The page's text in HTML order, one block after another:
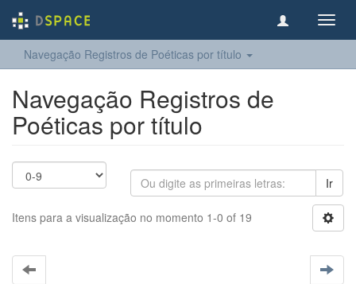
Navegação Registros de Poéticas por título
Navegação Registros de
Poéticas por título
Ir
Itens para a visualização no momento 1-0 of 19